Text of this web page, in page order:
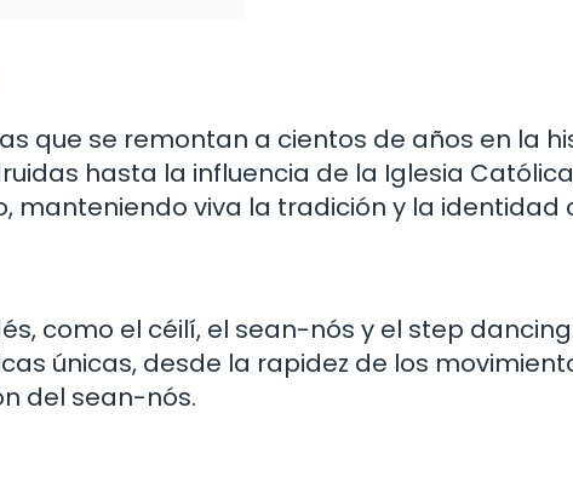
que se remontan a cientos de años en la
hasta la influencia de la Iglesia
manteniendo viva la tradición y la identidad
como el céilí, el sean-nós y el step
únicas, desde la rapidez de los
del sean-nós.